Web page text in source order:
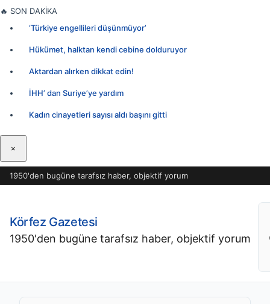
İçeriğe
🔥 SON DAKİKA
‘Türkiye engellileri düşünmüyor’
Hükümet, halktan kendi cebine dolduruyor
Aktardan alırken dikkat edin!
İHH’ dan Suriye’ye yardım
Kadın cinayetleri sayısı aldı başını gitti
×
1950'den bugüne tarafsız haber, objektif yorum
Körfez Gazetesi
1950'den bugüne tarafsız haber, objektif yorum